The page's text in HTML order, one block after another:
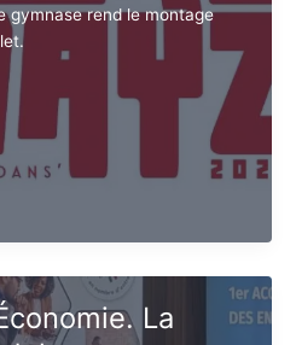
gymnase rend le montage
La